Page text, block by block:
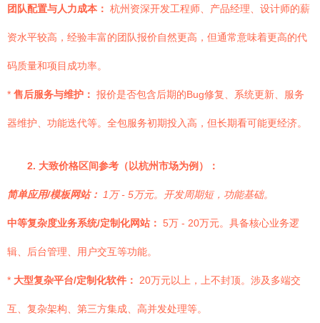
团队配置与人力成本： 杭州资深开发工程师、产品经理、设计师的薪
资水平较高，经验丰富的团队报价自然更高，但通常意味着更高的代
码质量和项目成功率。
* 售后服务与维护： 报价是否包含后期的Bug修复、系统更新、服务
器维护、功能迭代等。全包服务初期投入高，但长期看可能更经济。
2. 大致价格区间参考（以杭州市场为例）：
简单应用/模板网站： 1万 - 5万元。开发周期短，功能基础。
中等复杂度业务系统/定制化网站： 5万 - 20万元。具备核心业务逻
辑、后台管理、用户交互等功能。
* 大型复杂平台/定制化软件： 20万元以上，上不封顶。涉及多端交
互、复杂架构、第三方集成、高并发处理等。